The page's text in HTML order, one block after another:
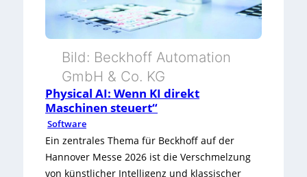
m
a
F
a
c
Bild: Beckhoff Automation
GmbH & Co. KG
Physical AI: Wenn KI direkt
Maschinen steuert“
Software
Ein zentrales Thema für Beckhoff auf der
Hannover Messe 2026 ist die Verschmelzung
von künstlicher Intelligenz und klassischer